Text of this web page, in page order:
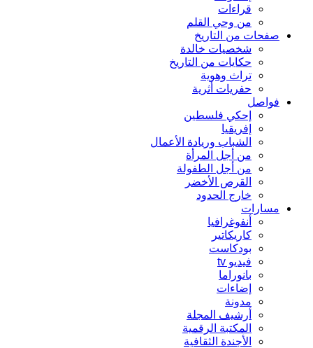
قراءات
من وحي القلم
صفحات من التاريخ
شخصيات خالدة
حكايات من التاريخ
تراث وهوية
حفريات أثرية
فواصل
إحكي فلسطين
إفريقيا
الشباب وريادة الأعمال
من أجل المرأة
من أجل الطفولة
القرص الأخضر
خارج الحدود
مسارات
أنفوغرافيا
كاريكاتير
بودكاست
فيديو tv
بانوراما
إضاءات
مدونة
أرشيف المجلة
المكتبة الرقمية
الأجندة الثقافية